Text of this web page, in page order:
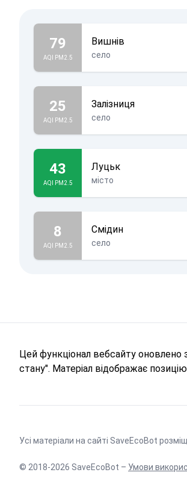
79
AQI PM2.5
Вишнів
село
25
AQI PM2.5
Залізниця
село
43
AQI PM2.5
Луцьк
місто
8
AQI PM2.5
Смідин
село
Цей функціонал вебсайту оновлено
стану". Матеріал відображає
Усі матеріали на сайті SaveEcoBot
© 2018-2026 SaveEcoBot – Умови